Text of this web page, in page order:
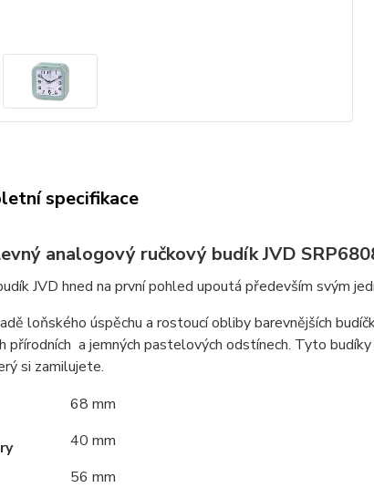
specifikace
analogový ručkový budík JVD
JVD hned na první pohled upoutá především svým
loňského úspěchu a rostoucí obliby barevnějších
přírodních a jemných pastelových odstínech. Tyto
si zamilujete.
68 mm
40 mm
56 mm